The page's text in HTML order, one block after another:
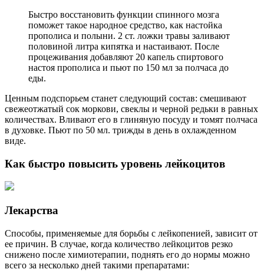
Быстро восстановить функции спинного мозга
поможет такое народное средство, как настойка
прополиса и полыни. 2 ст. ложки травы заливают
половиной литра кипятка и настаивают. После
процеживания добавляют 20 капель спиртового
настоя прополиса и пьют по 150 мл за полчаса до
еды.
Ценным подспорьем станет следующий состав: смешивают
свежеотжатый сок моркови, свеклы и черной редьки в равных
количествах. Вливают его в глиняную посуду и томят полчаса
в духовке. Пьют по 50 мл. трижды в день в охлажденном
виде.
Как быстро повысить уровень лейкоцитов
Лекарства
Способы, применяемые для борьбы с лейкопенией, зависит от
ее причин. В случае, когда количество лейкоцитов резко
снижено после химиотерапии, поднять его до нормы можно
всего за несколько дней такими препаратами: